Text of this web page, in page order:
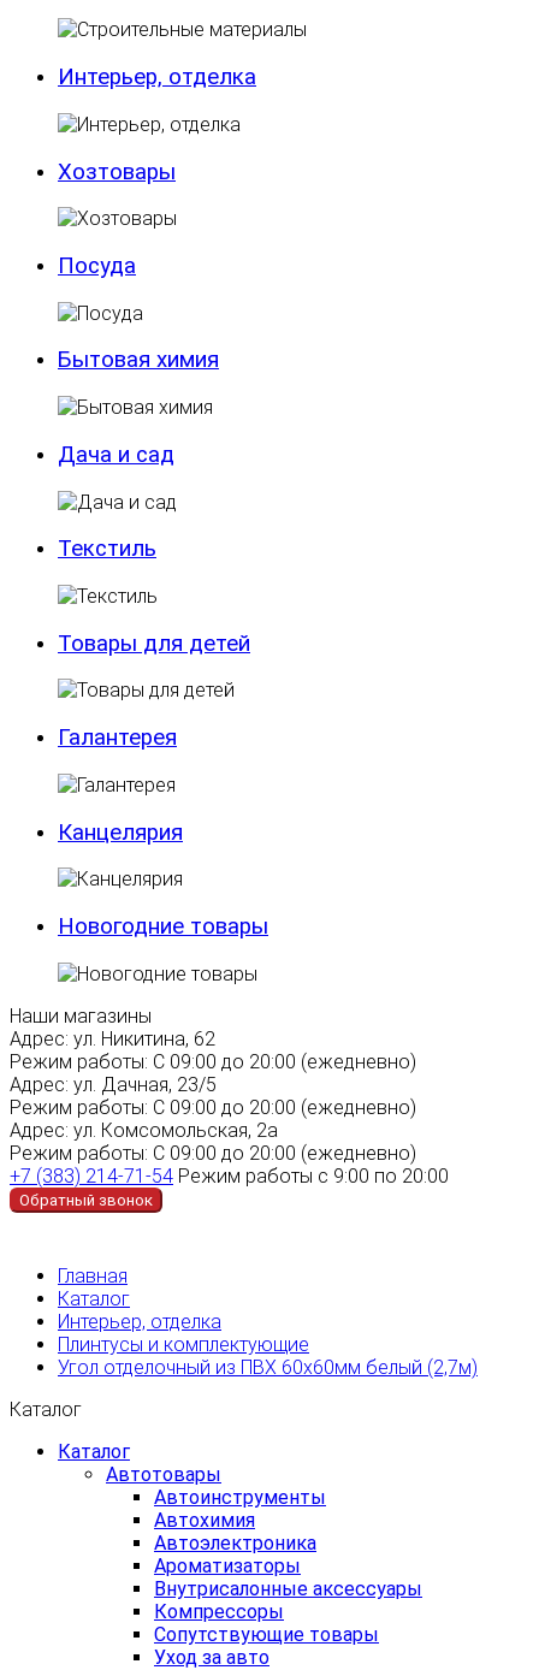
Интерьер, отделка
Хозтовары
Посуда
Бытовая химия
Дача и сад
Текстиль
Товары для детей
Галантерея
Канцелярия
Новогодние товары
Наши магазины
Адрес: ул. Никитина, 62
Режим работы: С 09:00 до 20:00 (ежедневно)
Адрес: ул. Дачная, 23/5
Режим работы: С 09:00 до 20:00 (ежедневно)
Адрес: ул. Комсомольская, 2а
Режим работы: С 09:00 до 20:00 (ежедневно)
+7 (383) 214-71-54 Режим работы с 9:00 по 20:00
Обратный звонок
Главная
Каталог
Интерьер, отделка
Плинтусы и комплектующие
Угол отделочный из ПВХ 60х60мм белый (2,7м)
Каталог
Каталог
Автотовары
Автоинструменты
Автохимия
Автоэлектроника
Ароматизаторы
Внутрисалонные аксессуары
Компрессоры
Сопутствующие товары
Уход за авто